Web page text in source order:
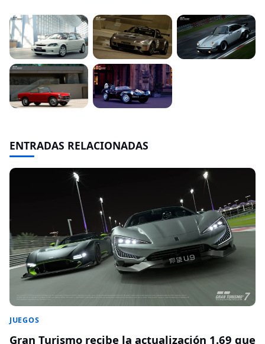
ENTRADAS RELACIONADAS
JUEGOS
Gran Turismo recibe la actualización 1.69 que